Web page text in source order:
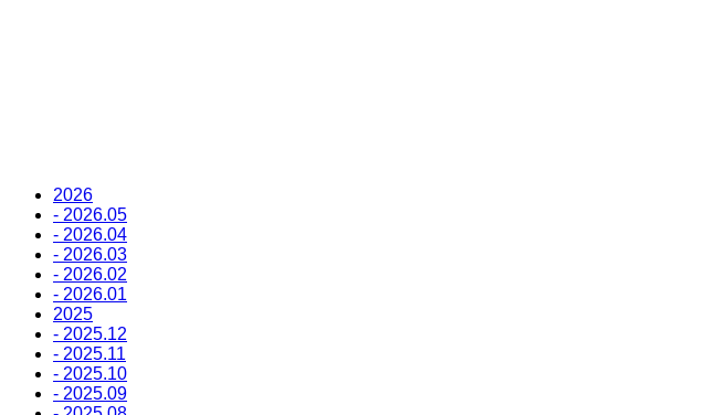
2026
- 2026.05
- 2026.04
- 2026.03
- 2026.02
- 2026.01
2025
- 2025.12
- 2025.11
- 2025.10
- 2025.09